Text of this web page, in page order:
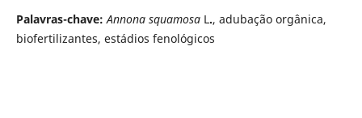
Palavras-chave:Annona squamosaL., adubação orgânica,
biofertilizantes, estádios fenológicos